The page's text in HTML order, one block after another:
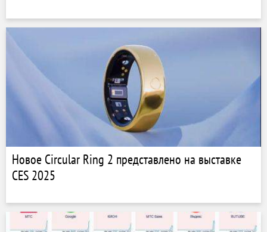
Новое Circular Ring 2 представлено на выставке
CES 2025